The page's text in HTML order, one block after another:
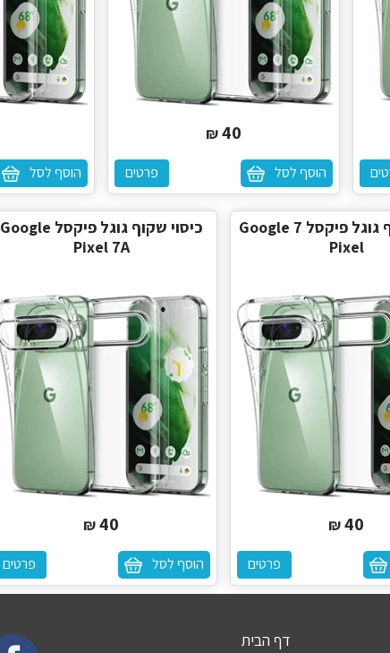
40
₪
הוסף לסל פרטים הוסף לסל
כיסוי שקוף גוגל פיקסל 7 Google
Pixel
40
₪
פרטים
כיסוי שקוף גוגל פיקסל Google
Pixel 7A
40
₪
הוסף לסל פרטים
דף הבית